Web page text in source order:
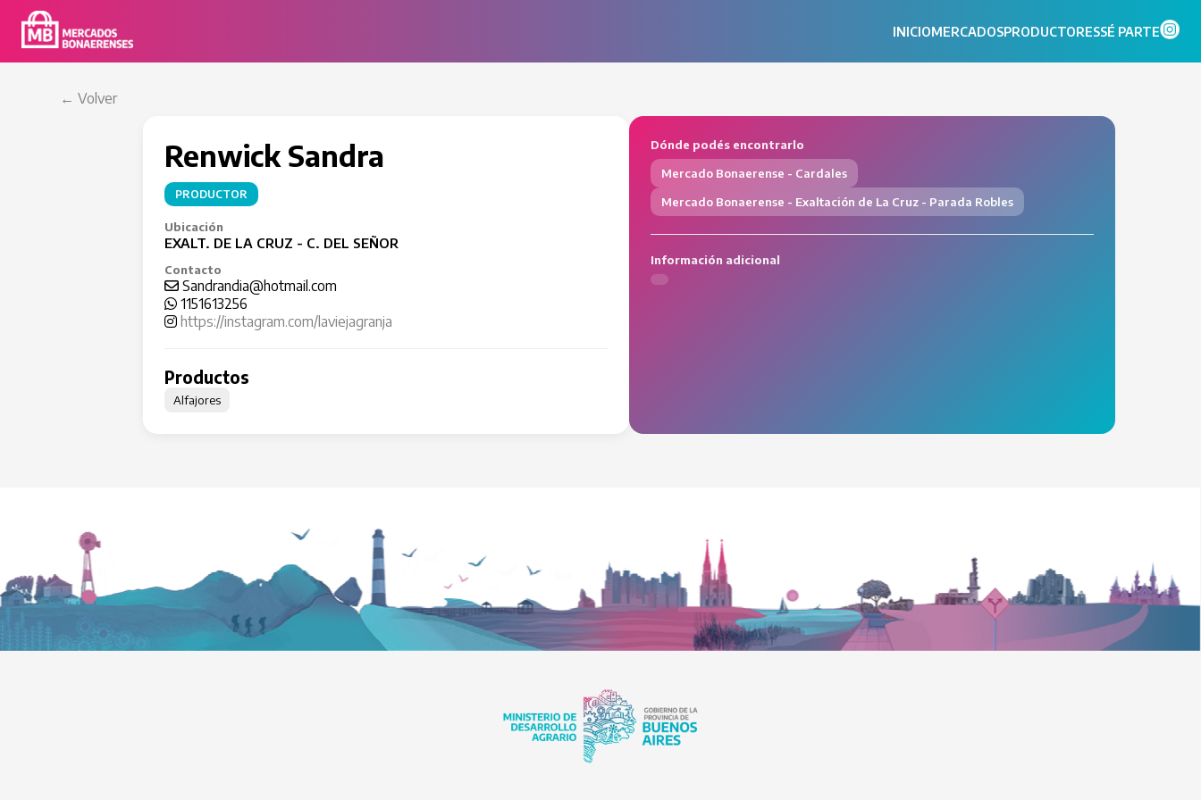
INICIOMERCADOSPRODUCTORESSÉ PARTE
← Volver
Renwick Sandra
PRODUCTOR
Ubicación
EXALT. DE LA CRUZ - C. DEL SEÑOR
Contacto
Sandrandia@hotmail.com
1151613256
https://instagram.com/laviejagranja
Productos
Alfajores
Dónde podés encontrarlo
Mercado Bonaerense - Cardales
Mercado Bonaerense - Exaltación de La Cruz - Parada Robles
Información adicional